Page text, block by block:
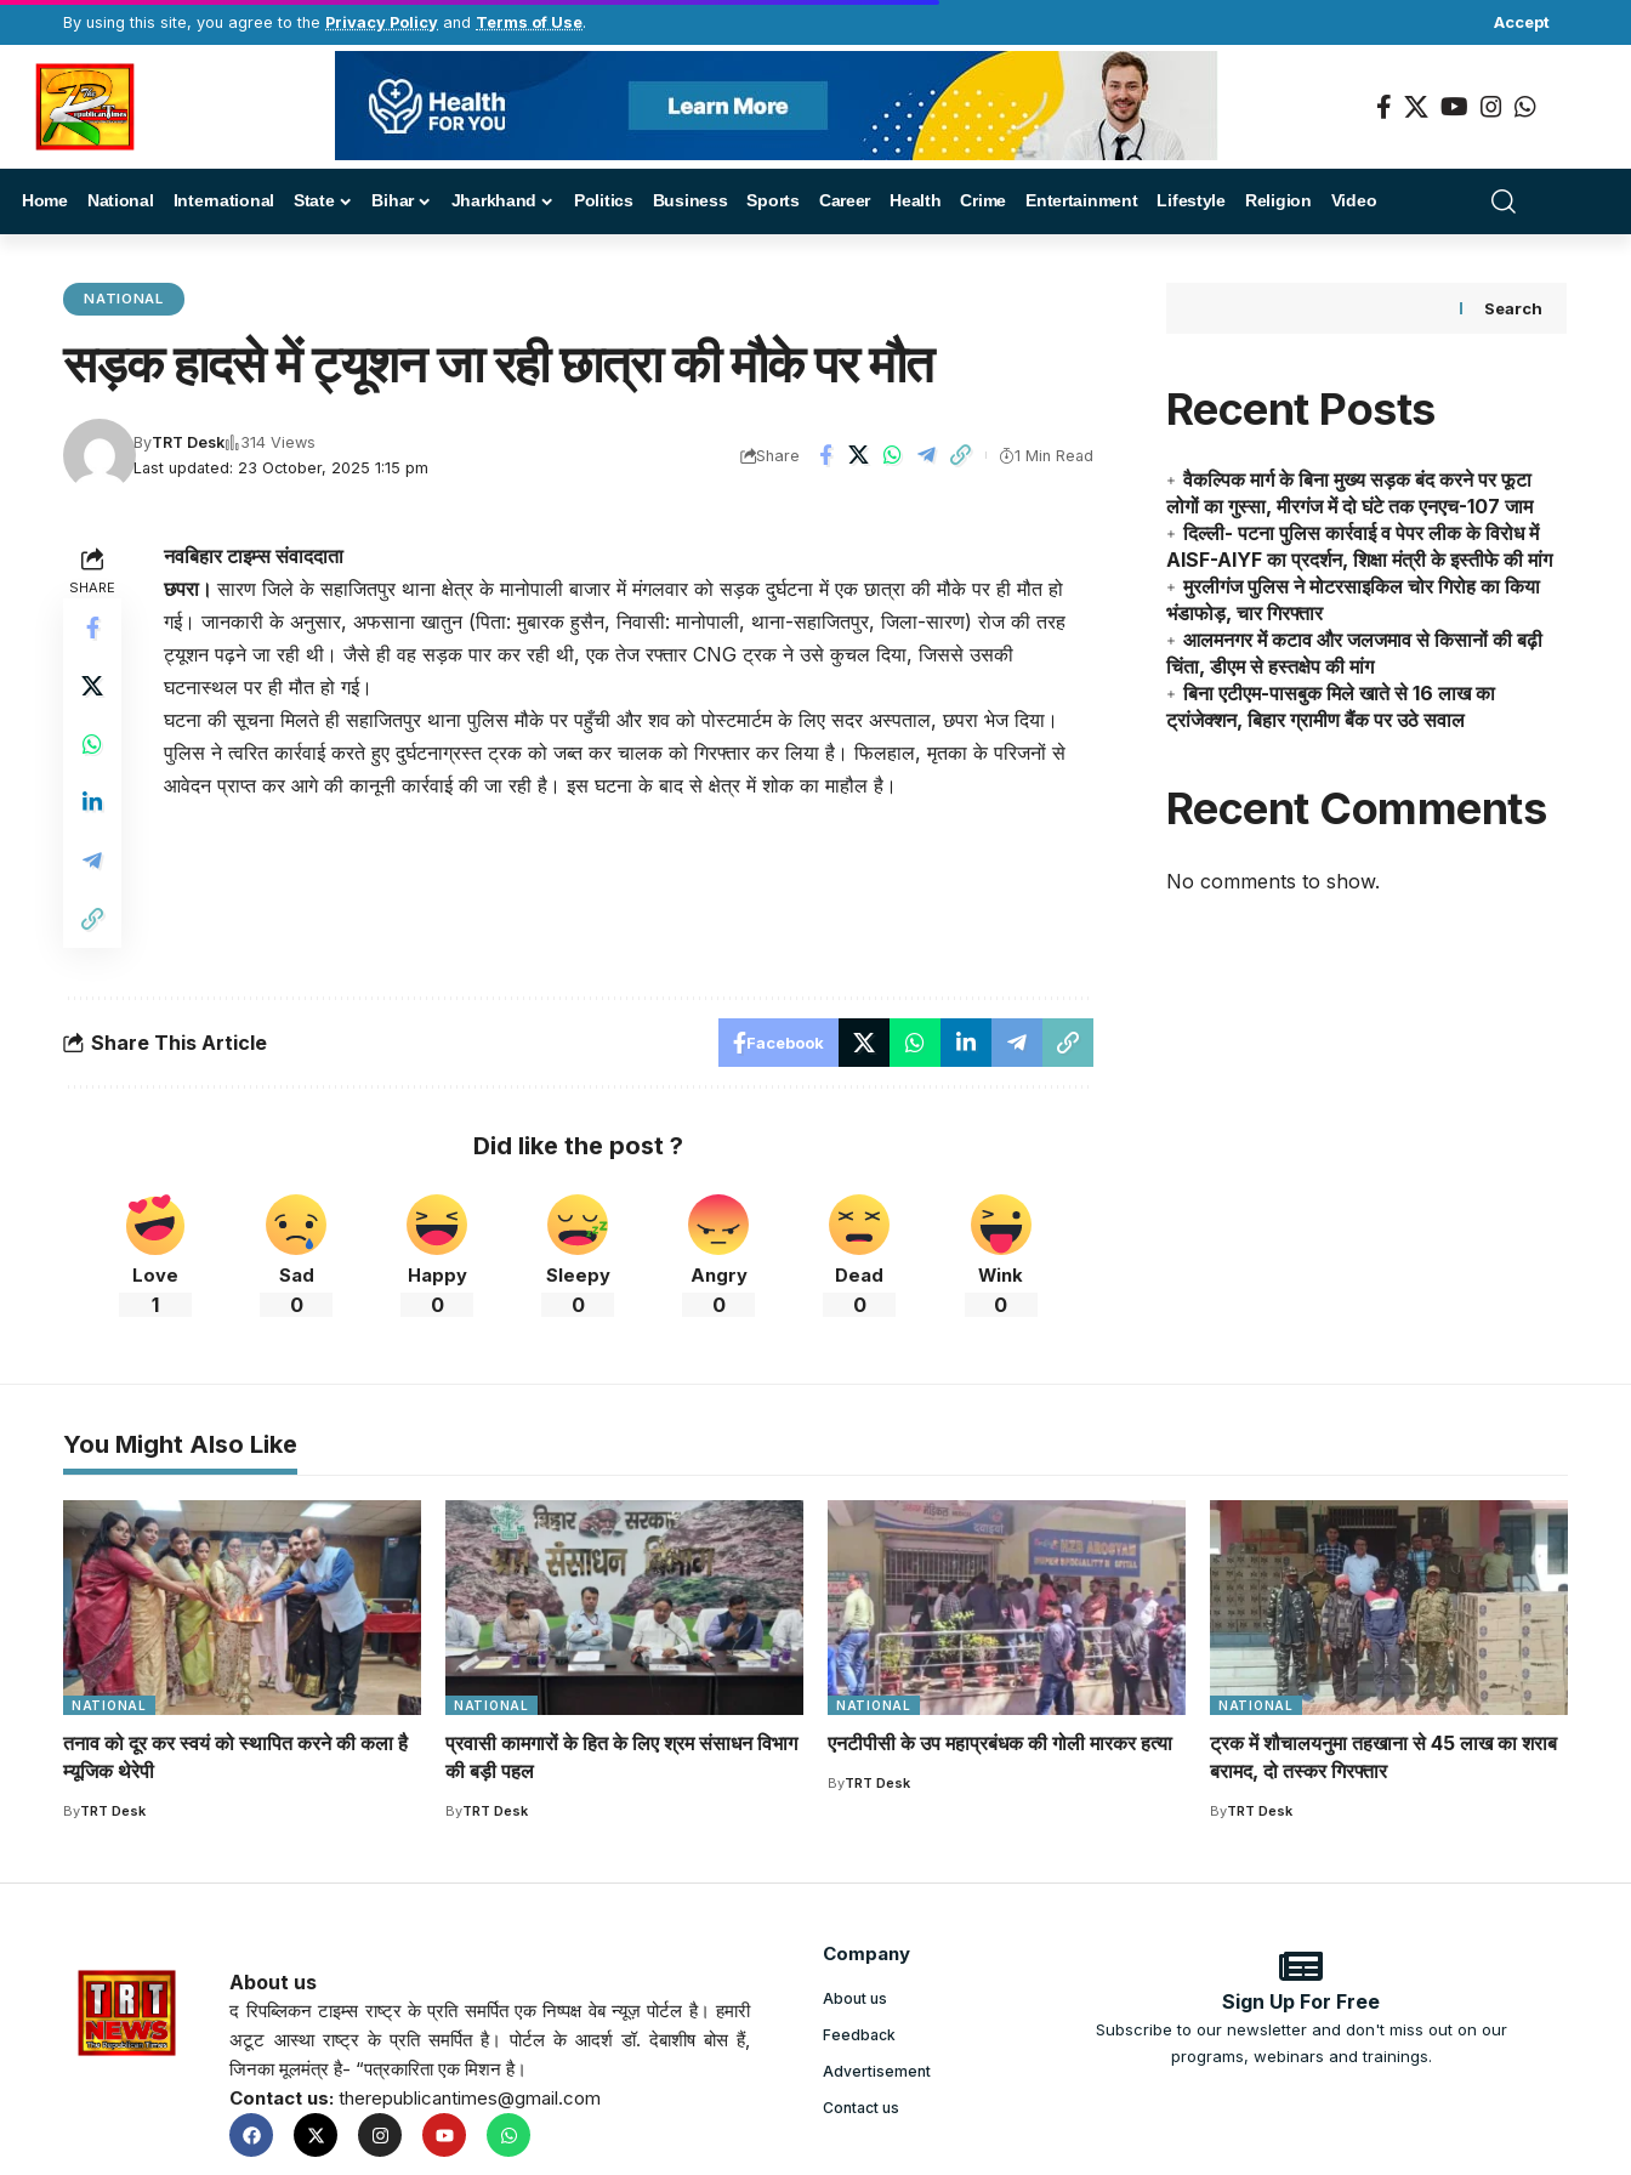
By using this site, you agree to the Privacy Policy and Terms of Use. Accept
Home National International State Bihar Jharkhand Politics Business Sports Career Health Crime Entertainment Lifestyle Religion Video
NATIONAL
सड़क हादसे में ट्यूशन जा रही छात्रा की मौके पर मौत
Last updated: 23 October, 2025 1:15 pm
ByTRT Desk 314 Views
Share 1 Min Read
SHARE
नवबिहार टाइम्स संवाददाता
छपरा।सारण जिले के सहाजितपुर थाना क्षेत्र के मानोपाली बाजार में मंगलवार को सड़क दुर्घटना में एक छात्रा की मौके पर ही मौत हो
गई। जानकारी के अनुसार, अफसाना खातुन (पिता: मुबारक हुसैन, निवासी: मानोपाली, थाना-सहाजितपुर, जिला-सारण) रोज की तरह
ट्यूशन पढ़ने जा रही थी। जैसे ही वह सड़क पार कर रही थी, एक तेज रफ्तार CNG ट्रक ने उसे कुचल दिया, जिससे उसकी
घटनास्थल पर ही मौत हो गई।
घटना की सूचना मिलते ही सहाजितपुर थाना पुलिस मौके पर पहुँची और शव को पोस्टमार्टम के लिए सदर अस्पताल, छपरा भेज दिया।
पुलिस ने त्वरित कार्रवाई करते हुए दुर्घटनाग्रस्त ट्रक को जब्त कर चालक को गिरफ्तार कर लिया है। फिलहाल, मृतका के परिजनों से
आवेदन प्राप्त कर आगे की कानूनी कार्रवाई की जा रही है। इस घटना के बाद से क्षेत्र में शोक का माहौल है।
Share This Article Facebook
Did like the post ?
Love
1
Sad
0
Happy
0
Sleepy
0
Angry
0
Dead
0
Wink
0
Search
Recent Posts
वैकल्पिक मार्ग के बिना मुख्य सड़क बंद करने पर फूटा
लोगों का गुस्सा, मीरगंज में दो घंटे तक एनएच-107 जाम
दिल्ली- पटना पुलिस कार्रवाई व पेपर लीक के विरोध में
AISF-AIYF का प्रदर्शन, शिक्षा मंत्री के इस्तीफे की मांग
मुरलीगंज पुलिस ने मोटरसाइकिल चोर गिरोह का किया
भंडाफोड़, चार गिरफ्तार
आलमनगर में कटाव और जलजमाव से किसानों की बढ़ी
चिंता, डीएम से हस्तक्षेप की मांग
बिना एटीएम-पासबुक मिले खाते से 16 लाख का
ट्रांजेक्शन, बिहार ग्रामीण बैंक पर उठे सवाल
Recent Comments
No comments to show.
You Might Also Like
NATIONAL
तनाव को दूर कर स्वयं को स्थापित करने की कला है
म्यूजिक थेरेपी
ByTRT Desk
NATIONAL
प्रवासी कामगारों के हित के लिए श्रम संसाधन विभाग
की बड़ी पहल
ByTRT Desk
NATIONAL
एनटीपीसी के उप महाप्रबंधक की गोली मारकर हत्या
ByTRT Desk
NATIONAL
ट्रक में शौचालयनुमा तहखाना से 45 लाख का शराब
बरामद, दो तस्कर गिरफ्तार
ByTRT Desk
About us
द रिपब्लिकन टाइम्स राष्ट्र के प्रति समर्पित एक निष्पक्ष वेब न्यूज़ पोर्टल है। हमारी
अटूट आस्था राष्ट्र के प्रति समर्पित है। पोर्टल के आदर्श डॉ. देबाशीष बोस हैं,
जिनका मूलमंत्र है- “पत्रकारिता एक मिशन है।
Contact us: therepublicantimes@gmail.com
Company
About us
Feedback
Advertisement
Contact us
Sign Up For Free
Subscribe to our newsletter and don't miss out on our
programs, webinars and trainings.